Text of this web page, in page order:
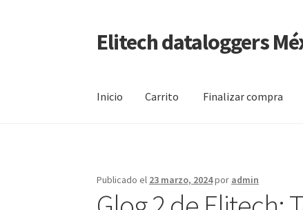
Saltar
a
Ir
al
Elitech dataloggers
Inicio Carrito Finalizar compra
Publicado el 23 marzo, 2024por admin